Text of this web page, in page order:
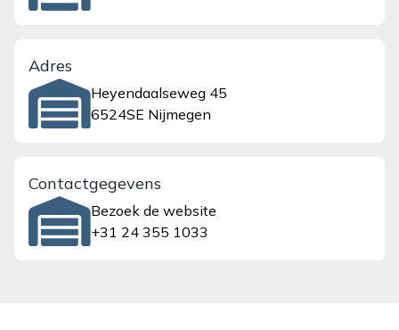
Adres
Heyendaalseweg 45
6524SE Nijmegen
Contactgegevens
Bezoek de website
+31 24 355 1033